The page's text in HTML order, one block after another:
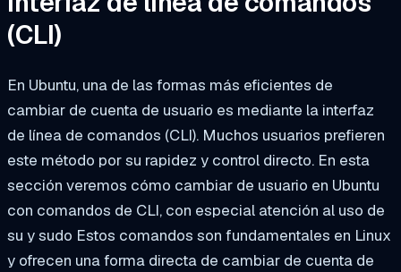
(CLI)
En Ubuntu, una de las formas más eficientes de
cambiar de cuenta de usuario es mediante la interfaz
de línea de comandos (CLI). Muchos usuarios prefieren
este método por su rapidez y control directo. En esta
sección veremos cómo cambiar de usuario en Ubuntu
con comandos de CLI, con especial atención al uso de
su ysudo Estos comandos son fundamentales en Linux
y ofrecen una forma directa de cambiar de cuenta de